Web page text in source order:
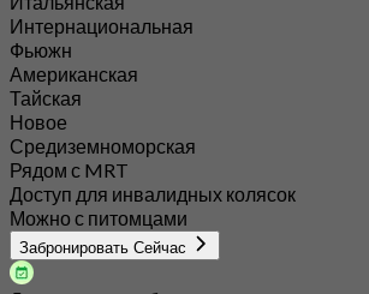
Интернациональная
Фьюжн
Американская
Тайская
Новое
Средиземноморская
Рядом с MRT
Доступ для инвалидных колясок
Можно с питомцами
Забронировать Сейчас